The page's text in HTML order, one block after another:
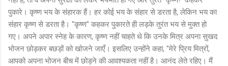
पुकारे। कृष्ण भय के संहारक हैं। हर कोई भय के संहार से डरता है, लेकिन भय का
संहार कृष्ण से डरता है। "कृष्ण" कहकर पुकारते ही लड़के तुरंत भय से मुक्त हो
गए। अपने अपार स्नेह के कारण, कृष्ण नहीं चाहते थे कि उनके मित्र अपना सुखद
भोजन छोड़कर बछड़ों को खोजने जाएँ। इसलिए उन्होंने कहा, "मेरे प्रिय मित्रों,
आपको अपना भोजन बीच में छोड़ने की आवश्यकता नहीं है। आनंद लेते रहिए। मैं